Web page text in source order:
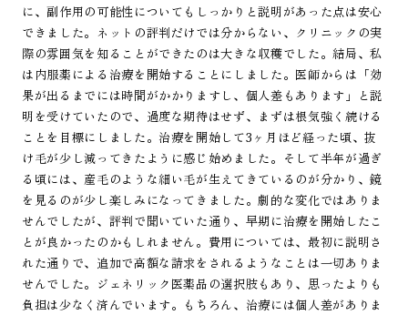
に、副作用の可能性についてもしっかりと説明があった点は安心
できました。ネットの評判だけでは分からない、クリニックの実
際の雰囲気を知ることができたのは大きな収穫でした。結局、私
は内服薬による治療を開始することにしました。医師からは「効
果が出るまでには時間がかかりますし、個人差もあります」と説
明を受けていたので、過度な期待はせず、まずは根気強く続ける
ことを目標にしました。治療を開始して3ヶ月ほど経った頃、抜
け毛が少し減ってきたように感じ始めました。そして半年が過ぎ
る頃には、産毛のような細い毛が生えてきているのが分かり、鏡
を見るのが少し楽しみになってきました。劇的な変化ではありま
せんでしたが、評判で聞いていた通り、早期に治療を開始したこ
とが良かったのかもしれません。費用については、最初に説明さ
れた通りで、追加で高額な請求をされるようなことは一切ありま
せんでした。ジェネリック医薬品の選択肢もあり、思ったよりも
負担は少なく済んでいます。もちろん、治療には個人差がありま